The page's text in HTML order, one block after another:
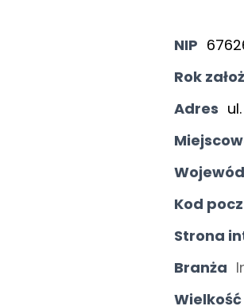
NIP
Rok
Adres
Kod
Strona
Branża